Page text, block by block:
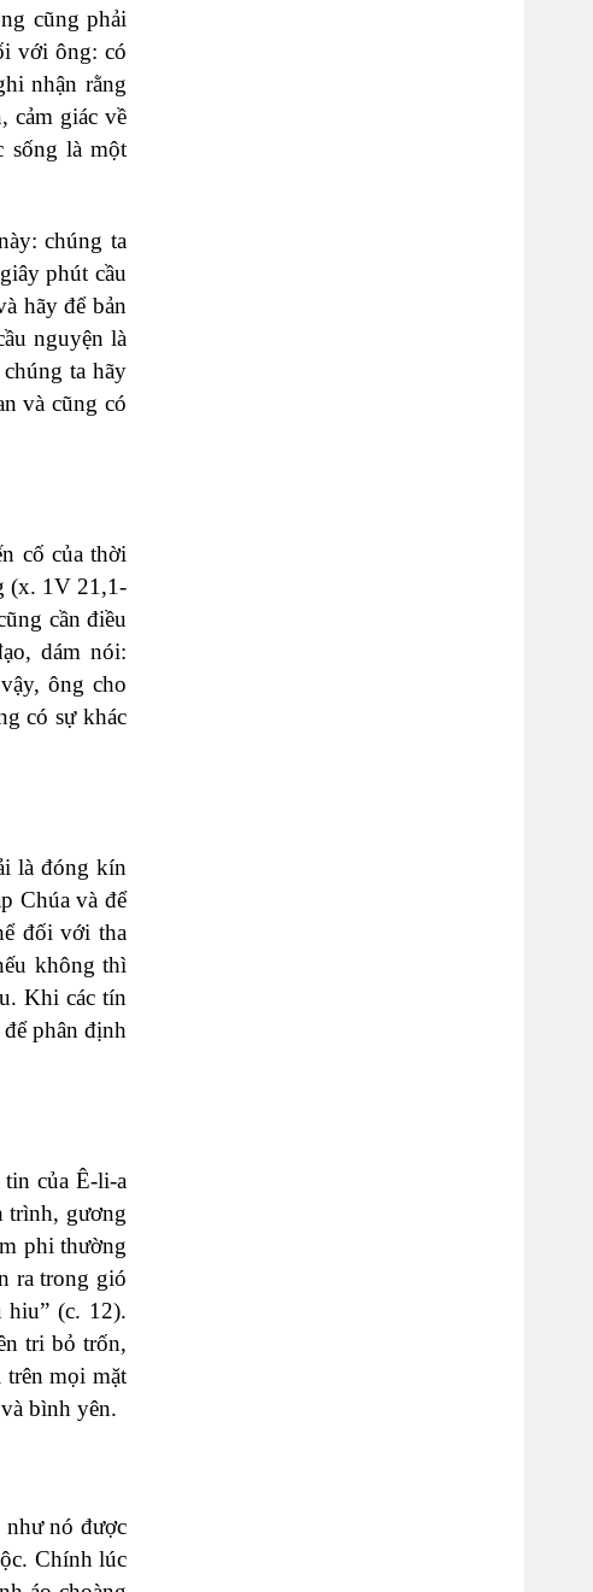
cũng phải
với ông: có
nhận rằng
cảm giác về
sống là một
chúng ta
phút cầu
hãy để bản
nguyện là
ta hãy
và cũng có
cố của thời
(x. 1V 21,1-
cần điều
dám nói:
ông cho
có sự khác
là đóng kín
Chúa và để
đối với tha
không thì
Khi các tín
phân định
của Ê-li-a
trình, gương
phi thường
ra trong gió
hiu” (c. 12).
tri bỏ trốn,
mọi mặt
bình yên.
như nó được
Chính lúc